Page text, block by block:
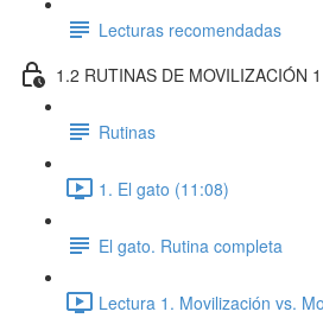
Lecturas recomendadas
1.2 RUTINAS DE MOVILIZACIÓN
Rutinas
1. El gato (11:08)
El gato. Rutina completa
Lectura 1. Movilización vs.